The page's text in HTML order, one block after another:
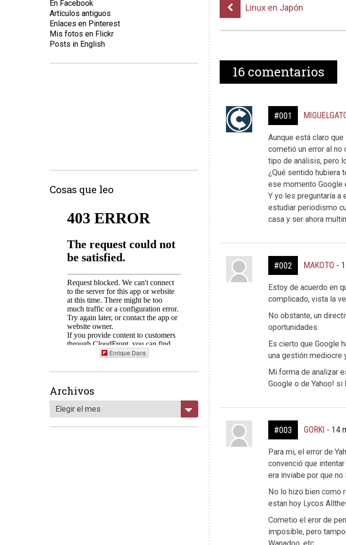
Linux en Japón
16 comentarios
#001
Aunque está claro
cometió un error al no
tipo de análisis, pero
¿Qué sentido hubiera
ese momento Google
Y yo les preguntaría
estudiar periodismo
casa y ser ahora
#002 MAKOTO -
Estoy de acuerdo en
complicado, vista la
No obstante, un
oportunidades.
Es cierto que Google
una gestión mediocre
Mi forma de analizar
Google o de Yahoo!
#003 GORKI - 14
Para mi, el error de
convenció que
era inviabe por que
No lo hizo bien como
estan hoy Lycos
Cometio el eror de
imposible, pero
En Facebook
Artículos antiguos
Enlaces en Pinterest
Mis fotos en Flickr
Posts in English
Cosas que leo
Enrique Dans
Archivos
Elegir el mes